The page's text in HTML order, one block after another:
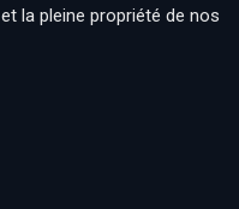
la pleine propriété de nos